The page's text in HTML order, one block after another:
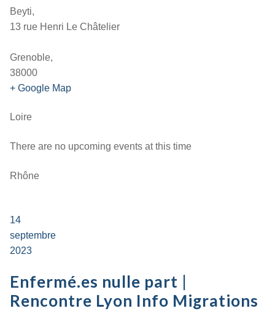
Beyti,
13 rue Henri Le Châtelier
Grenoble,
38000
+ Google Map
Loire
There are no upcoming events at this time
Rhône
14
septembre
2023
Enfermé.es nulle part |
Rencontre Lyon Info Migrations